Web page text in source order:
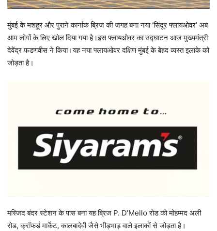
मुंबई के मशहूर और पुराने कार्नाक ब्रिज की जगह बना नया ‘सिंदूर फ्लायओवर’ अब
आम लोगों के लिए खोल दिया गया है।इस फ्लायओवर का उद्घाटन आज मुख्यमंत्री
देवेंद्र फडणवीस ने किया।यह नया फ्लायओवर दक्षिण मुंबई के बेहद व्यस्त इलाके को
जोड़ता है।
मस्जिद बंदर स्टेशन के पास बना यह ब्रिज P. D’Mello रोड को मोहम्मद अली
रोड, क्रॉफर्ड मार्केट, कालबादेवी जैसे भीड़भाड़ वाले इलाकों से जोड़ता है।